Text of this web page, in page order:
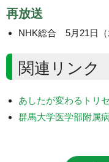
再放送
NHK総合 5月21日（
関連リンク
あしたが変わるトリ
群馬大学医学部附属